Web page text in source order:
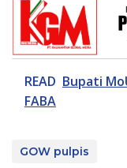
READ Bupati
FABA
GOW pulpis